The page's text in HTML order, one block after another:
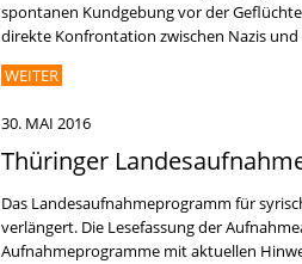
spontanen Kundgebung vor der
direkte Konfrontation zwischen Nazis
WEITER
30. MAI 2016
Thüringer
Das Landesaufnahmeprogramm für
verlängert. Die Lesefassung der
Aufnahmeprogramme mit aktuellen